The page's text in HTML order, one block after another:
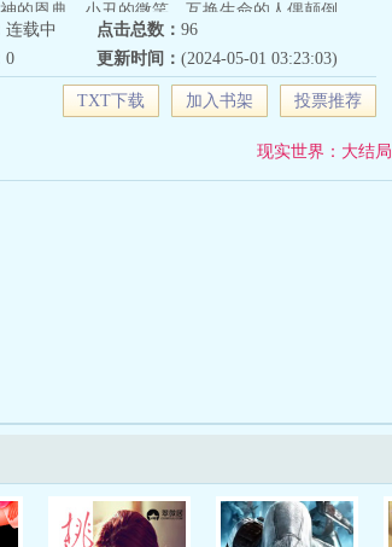
的恩典，小丑的微笑，互换生命的人偶颠倒……
）
连载中 点击总数： 96
0 更新时间： (2024-05-01 03:23:03)
TXT下载 加入书架 投票推荐
现实世界：大结局